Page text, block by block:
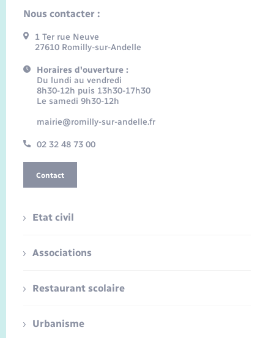
Nous contacter :
1 Ter rue Neuve
27610 Romilly-sur-Andelle
Horaires d'ouverture :
Du lundi au vendredi
8h30-12h puis 13h30-17h30
Le samedi 9h30-12h
mairie@romilly-sur-andelle.fr
02 32 48 73 00
Contact
Etat civil
Associations
Restaurant scolaire
Urbanisme